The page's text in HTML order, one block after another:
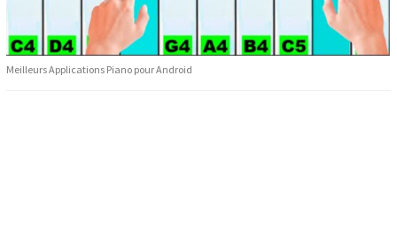
Meilleurs Applications Piano pour Android